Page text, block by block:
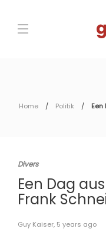
Home Politik
Divers
Een Dag
Frank
Guy Kaiser, 5 years ago